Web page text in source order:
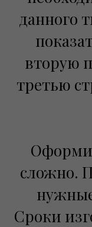
данного
вторую
третью
сложно.
Сроки